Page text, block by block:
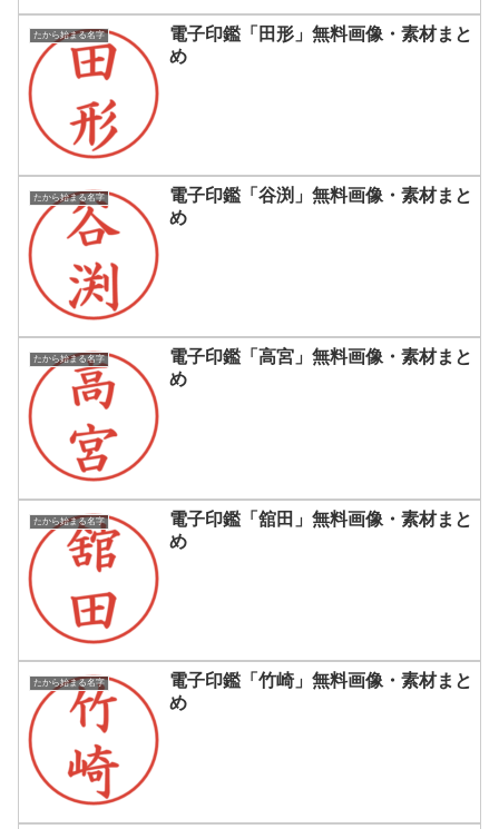
たから始まる名字
電子印鑑「田形」無料画像・素材まと
め
たから始まる名字
電子印鑑「谷渕」無料画像・素材まと
め
たから始まる名字
電子印鑑「高宮」無料画像・素材まと
め
たから始まる名字
電子印鑑「舘田」無料画像・素材まと
め
たから始まる名字
電子印鑑「竹崎」無料画像・素材まと
め